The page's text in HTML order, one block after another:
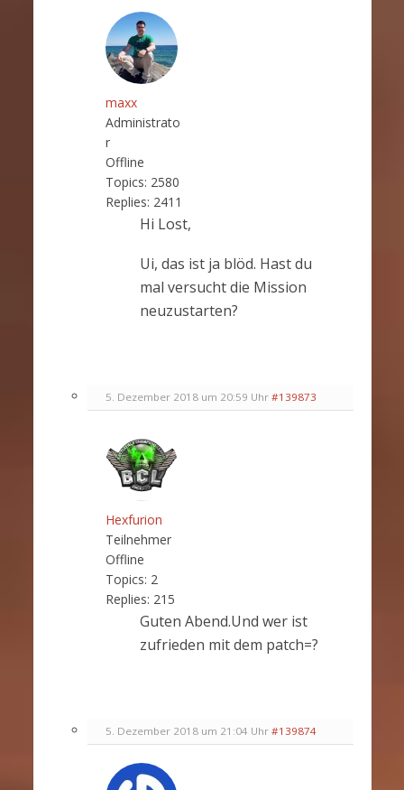
maxx
Administrato
r
Offline
Topics: 2580
Replies: 2411
Hi Lost,
Ui, das ist ja blöd. Hast du
mal versucht die Mission
neuzustarten?
5. Dezember 2018 um 20:59 Uhr #139873
Hexfurion
Teilnehmer
Offline
Topics: 2
Replies: 215
Guten Abend.Und wer ist
zufrieden mit dem patch=?
5. Dezember 2018 um 21:04 Uhr #139874